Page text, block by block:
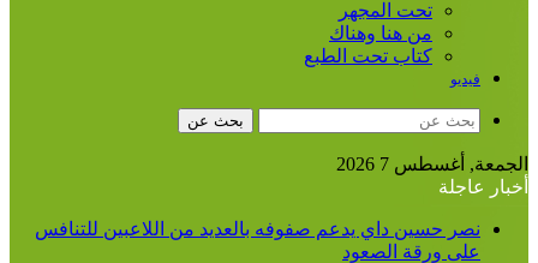
تحت المجهر
من هنا وهناك
كتاب تحت الطبع
فيديو
بحث عن
الجمعة, أغسطس 7 2026
أخبار عاجلة
نصر حسين داي يدعم صفوفه بالعديد من اللاعبين للتنافس
على ورقة الصعود